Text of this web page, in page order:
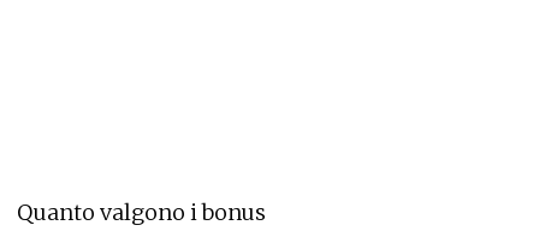
Quanto valgono i bonus